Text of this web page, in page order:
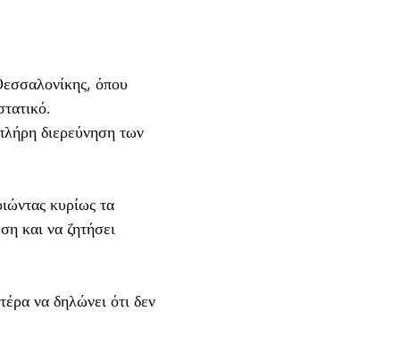
όπου
διερεύνηση των
κυρίως τα
και να ζητήσει
να δηλώνει ότι δεν